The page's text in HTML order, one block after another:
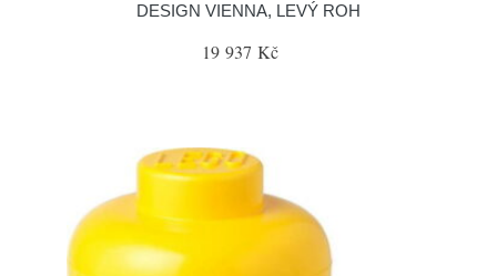
DESIGN VIENNA, LEVÝ ROH
19 937 Kč